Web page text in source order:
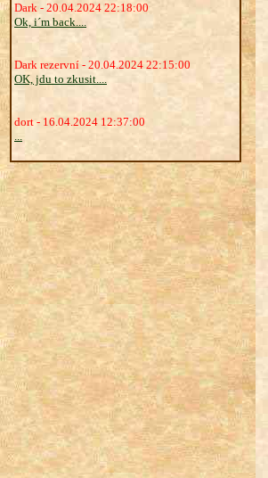
Dark - 20.04.2024 22:18:00
Ok, i´m back....
Dark rezervní - 20.04.2024 22:15:00
OK, jdu to zkusit....
dort - 16.04.2024 12:37:00
...